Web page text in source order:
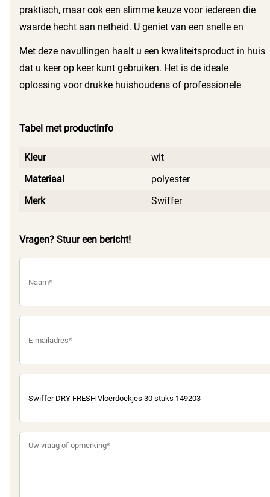
praktisch, maar ook een slimme keuze voor iedereen die
waarde hecht aan netheid. U geniet van een snelle en
Met deze navullingen haalt u een kwaliteitsproduct in huis
dat u keer op keer kunt gebruiken. Het is de ideale
oplossing voor drukke huishoudens of professionele
accessoires, die perfect aansluiten bij uw
schoonmaakbehoeften.
Tabel met productinfo
Kleur
wit
Materiaal
polyester
Merk
Swiffer
Vragen? Stuur een bericht!